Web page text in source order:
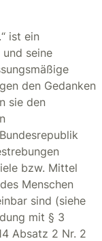
ist ein
seine
den Gedanken
sie den
bzw. Mittel
Menschen
sind (siehe
mit § 3
Absatz 2 Nr. 2